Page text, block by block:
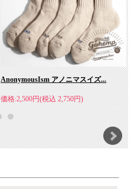
AnonymousIsm アノニマスイズ...
価格:2,500円(税込 2,750円)